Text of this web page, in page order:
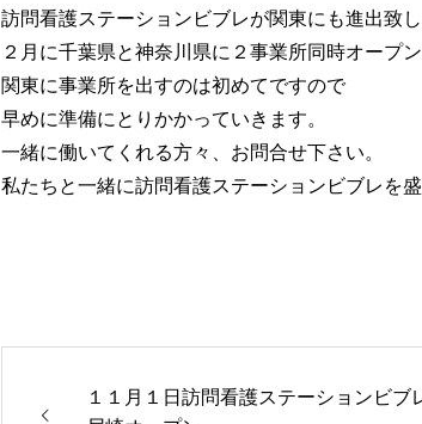
訪問看護ステーションビブレが関東にも進出致し
２月に千葉県と神奈川県に２事業所同時オープン
関東に事業所を出すのは初めてですので
早めに準備にとりかかっていきます。
一緒に働いてくれる方々、お問合せ下さい。
私たちと一緒に訪問看護ステーションビブレを
１１月１日訪問看護ステーションビブ